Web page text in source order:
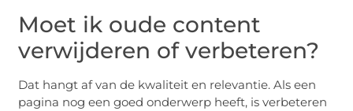
Moet ik oude content
verwijderen of verbeteren?
Dat hangt af van de kwaliteit en relevantie. Als een
pagina nog een goed onderwerp heeft, is verbeteren